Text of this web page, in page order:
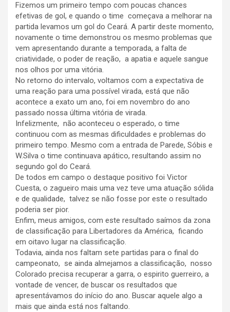
Fizemos um primeiro tempo com poucas chances
efetivas de gol, e quando o time começava a melhorar na
partida levamos um gol do Ceará. A partir deste momento,
novamente o time demonstrou os mesmo problemas que
vem apresentando durante a temporada, a falta de
criatividade, o poder de reação, a apatia e aquele sangue
nos olhos por uma vitória.
No retorno do intervalo, voltamos com a expectativa de
uma reação para uma possível virada, está que não
acontece a exato um ano, foi em novembro do ano
passado nossa última vitória de virada.
Infelizmente, não aconteceu o esperado, o time
continuou com as mesmas dificuldades e problemas do
primeiro tempo. Mesmo com a entrada de Parede, Sóbis e
W.Silva o time continuava apático, resultando assim no
segundo gol do Ceará.
De todos em campo o destaque positivo foi Victor
Cuesta, o zagueiro mais uma vez teve uma atuação sólida
e de qualidade, talvez se não fosse por este o resultado
poderia ser pior.
Enfim, meus amigos, com este resultado saímos da zona
de classificação para Libertadores da América, ficando
em oitavo lugar na classificação.
Todavia, ainda nos faltam sete partidas para o final do
campeonato, se ainda almejamos a classificação, nosso
Colorado precisa recuperar a garra, o espirito guerreiro, a
vontade de vencer, de buscar os resultados que
apresentávamos do início do ano. Buscar aquele algo a
mais que ainda está nos faltando.